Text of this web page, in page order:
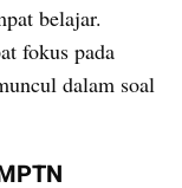
belajar.
fokus pada
dalam soal